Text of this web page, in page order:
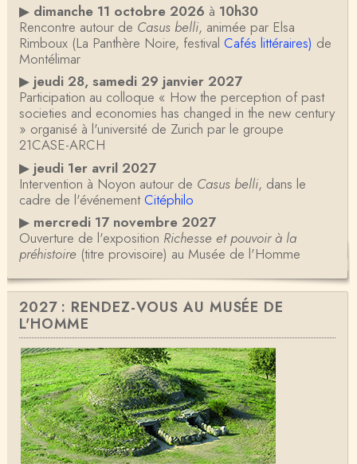
▶ dimanche 11 octobre 2026 à 10h30
Rencontre autour de Casus belli, animée par Elsa
Rimboux (La Panthère Noire, festival Cafés littéraires) de
Montélimar
▶ jeudi 28, samedi 29 janvier 2027
Participation au colloque « How the perception of past
societies and economies has changed in the new century
» organisé à l'université de Zurich par le groupe
21CASE-ARCH
▶ jeudi 1er avril 2027
Intervention à Noyon autour de Casus belli, dans le
cadre de l'événementCitéphilo
▶ mercredi 17 novembre 2027
Ouverture de l'exposition Richesse et pouvoir à la
préhistoire(titre provisoire) au Musée de l'Homme
2027 : RENDEZ-VOUS AU MUSÉE DE
L'HOMME